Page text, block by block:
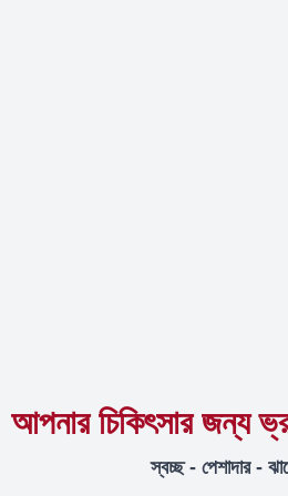
আপনার চিকিৎসার জন্য
স্বচ্ছ - পেশাদার -